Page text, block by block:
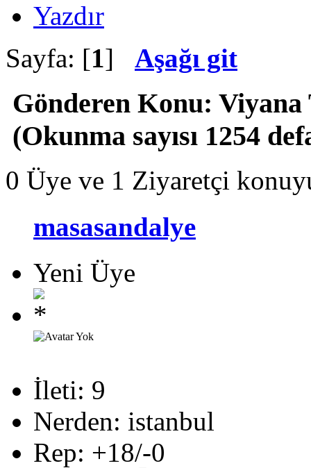
Yazdır
Sayfa: [1] Aşağı git
Gönderen Konu: Viyana
(Okunma sayısı 1254
0 Üye ve 1 Ziyaretçi
masasandalye
Yeni Üye
İleti: 9
Nerden: istanbul
Rep: +18/-0